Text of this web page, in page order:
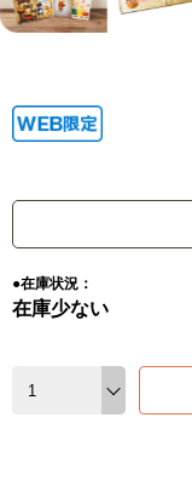
●在庫状況：
在庫少ない